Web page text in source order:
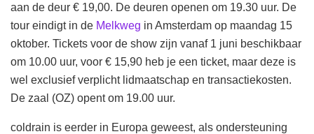
aan de deur € 19,00. De deuren openen om 19.30 uur. De
tour eindigt in de Melkweg in Amsterdam op maandag 15
oktober. Tickets voor de show zijn vanaf 1 juni beschikbaar
om 10.00 uur, voor € 15,90 heb je een ticket, maar deze is
wel exclusief verplicht lidmaatschap en transactiekosten.
De zaal (OZ) opent om 19.00 uur.
coldrain is eerder in Europa geweest, als ondersteuning